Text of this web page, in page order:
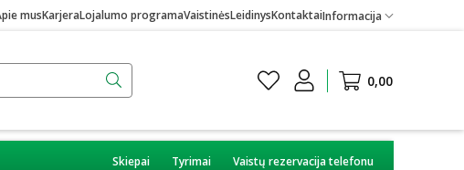
musKarjeraLojalumo programaVaistinėsLeidinysKontaktaiInformacija
0,00
Skiepai Tyrimai Vaistų rezervacija telefonu